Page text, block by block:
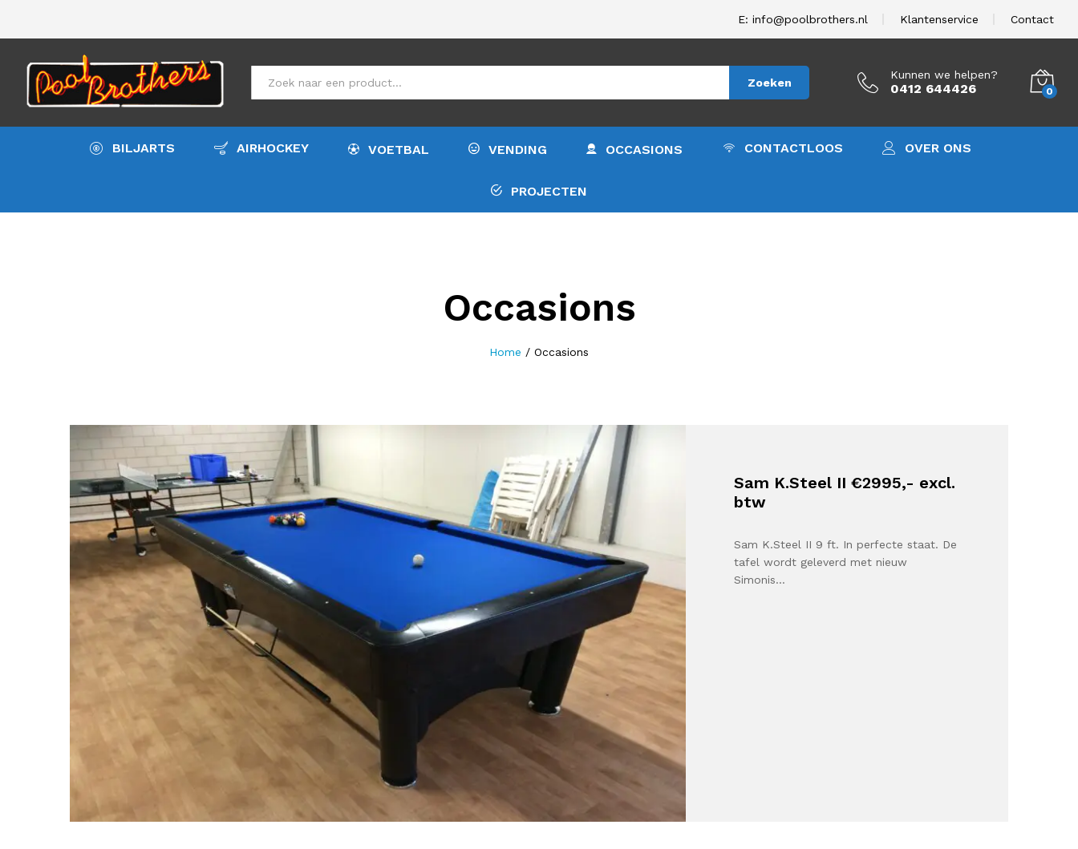
E: info@poolbrothers.nl Klantenservice Contact
Zoeken
Kunnen we helpen?
0412 644426 0
BILJARTS AIRHOCKEY VOETBAL VENDING OCCASIONS CONTACTLOOS OVER ONS
PROJECTEN
Occasions
Home / Occasions
Sam K.Steel II €2995,- excl.
btw
Sam K.Steel II 9 ft. In perfecte staat. De
tafel wordt geleverd met nieuw
Simonis…